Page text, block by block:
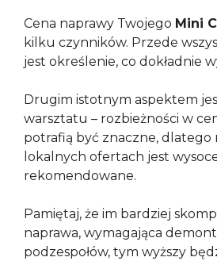
Cena naprawy Twojego Mini
kilku czynników. Przede
jest określenie, co dokładnie
Drugim istotnym aspektem
warsztatu – rozbieżności w
potrafią być znaczne, dlatego
lokalnych ofertach jest
rekomendowane.
Pamiętaj, że im bardziej
naprawa, wymagająca
podzespołów, tym wyższy